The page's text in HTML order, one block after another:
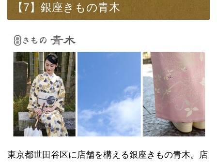
【7】銀座きもの青木
東京都世田谷区に店舗を構える銀座きもの青木。店